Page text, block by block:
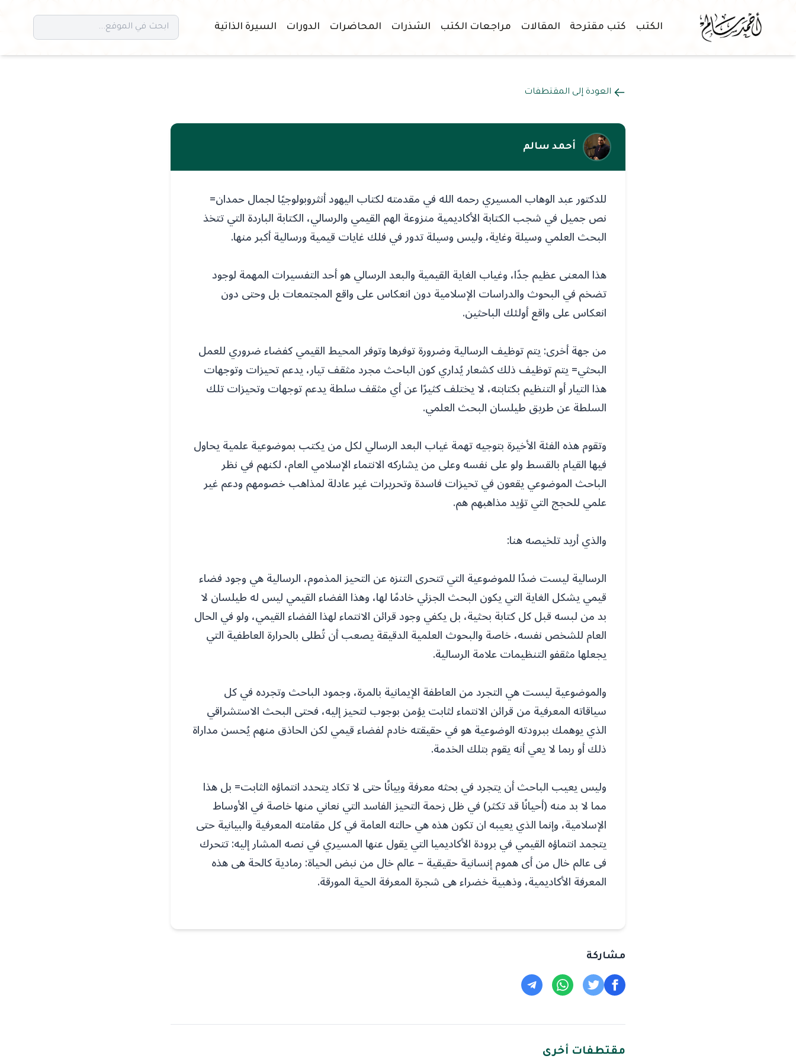
الكتب كتب مقترحة المقالات مراجعات الكتب الشذرات المحاضرات الدورات السيرة الذاتية
العودة إلى المقتطفات
أحمد سالم
للدكتور عبد الوهاب المسيري رحمه الله في مقدمته لكتاب اليهود أنثروبولوجيًا لجمال حمدان=
نص جميل في شجب الكتابة الأكاديمية منزوعة الهم القيمي والرسالي، الكتابة الباردة التي تتخذ
البحث العلمي وسيلة وغاية، وليس وسيلة تدور في فلك غايات قيمية ورسالية أكبر منها.
هذا المعنى عظيم جدًا، وغياب الغاية القيمية والبعد الرسالي هو أحد التفسيرات المهمة لوجود
تضخم في البحوث والدراسات الإسلامية دون انعكاس على واقع المجتمعات بل وحتى دون
انعكاس على واقع أولئك الباحثين.
من جهة أخرى: يتم توظيف الرسالية وضرورة توفرها وتوفر المحيط القيمي كفضاء ضروري للعمل
البحثي= يتم توظيف ذلك كشعار يُداري كون الباحث مجرد مثقف تيار، يدعم تحيزات وتوجهات
هذا التيار أو التنظيم بكتابته، لا يختلف كثيرًا عن أي مثقف سلطة يدعم توجهات وتحيزات تلك
السلطة عن طريق طيلسان البحث العلمي.
وتقوم هذه الفئة الأخيرة بتوجيه تهمة غياب البعد الرسالي لكل من يكتب بموضوعية علمية يحاول
فيها القيام بالقسط ولو على نفسه وعلى من يشاركه الانتماء الإسلامي العام، لكنهم في نظر
الباحث الموضوعي يقعون في تحيزات فاسدة وتحريرات غير عادلة لمذاهب خصومهم ودعم غير
علمي للحجج التي تؤيد مذاهبهم هم.
والذي أريد تلخيصه هنا:
الرسالية ليست ضدًا للموضوعية التي تتحرى التنزه عن التحيز المذموم، الرسالية هي وجود فضاء
قيمي يشكل الغاية التي يكون البحث الجزئي خادمًا لها، وهذا الفضاء القيمي ليس له طيلسان لا
بد من لبسه قبل كل كتابة بحثية، بل يكفي وجود قرائن الانتماء لهذا الفضاء القيمي، ولو في الحال
العام للشخص نفسه، خاصة والبحوث العلمية الدقيقة يصعب أن تُطلى بالحرارة العاطفية التي
يجعلها مثقفو التنظيمات علامة الرسالية.
والموضوعية ليست هي التجرد من العاطفة الإيمانية بالمرة، وجمود الباحث وتجرده في كل
سياقاته المعرفية من قرائن الانتماء لثابت يؤمن بوجوب لتحيز إليه، فحتى البحث الاستشراقي
الذي يوهمك ببرودته الوضوعية هو في حقيقته خادم لفضاء قيمي لكن الحاذق منهم يُحسن مداراة
ذلك أو ربما لا يعي أنه يقوم بتلك الخدمة.
وليس يعيب الباحث أن يتجرد في بحثه معرفة وبيانًا حتى لا تكاد يتحدد انتماؤه الثابت= بل هذا
مما لا بد منه (أحيانًا قد تكثر) في ظل زحمة التحيز الفاسد التي نعاني منها خاصة في الأوساط
الإسلامية، وإنما الذي يعيبه ان تكون هذه هي حالته العامة في كل مقامته المعرفية والبيانية حتى
يتجمد انتماؤه القيمي في برودة الأكاديميا التي يقول عنها المسيري في نصه المشار إليه: تتحرك
فى عالم خال من أى هموم إنسانية حقيقية – عالم خال من نبض الحياة: رمادية كالحة هى هذه
المعرفة الأكاديمية، وذهبية خضراء هى شجرة المعرفة الحية المورقة.
مشاركة
مقتطفات أخرى